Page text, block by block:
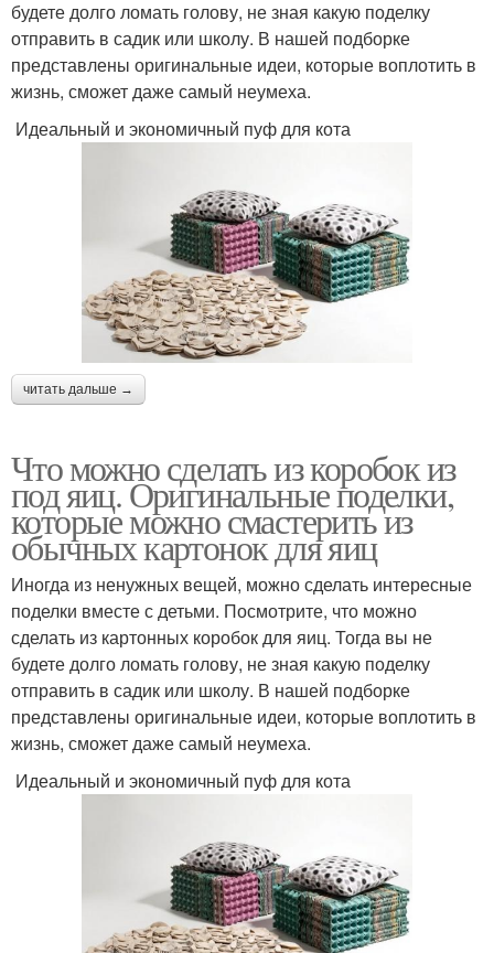
будете долго ломать голову, не зная какую поделку
отправить в садик или школу. В нашей подборке
представлены оригинальные идеи, которые воплотить в
жизнь, сможет даже самый неумеха.
Идеальный и экономичный пуф для кота
читать дальше →
Что можно сделать из коробок из
под яиц. Оригинальные поделки,
которые можно смастерить из
обычных картонок для яиц
Иногда из ненужных вещей, можно сделать интересные
поделки вместе с детьми. Посмотрите, что можно
сделать из картонных коробок для яиц. Тогда вы не
будете долго ломать голову, не зная какую поделку
отправить в садик или школу. В нашей подборке
представлены оригинальные идеи, которые воплотить в
жизнь, сможет даже самый неумеха.
Идеальный и экономичный пуф для кота